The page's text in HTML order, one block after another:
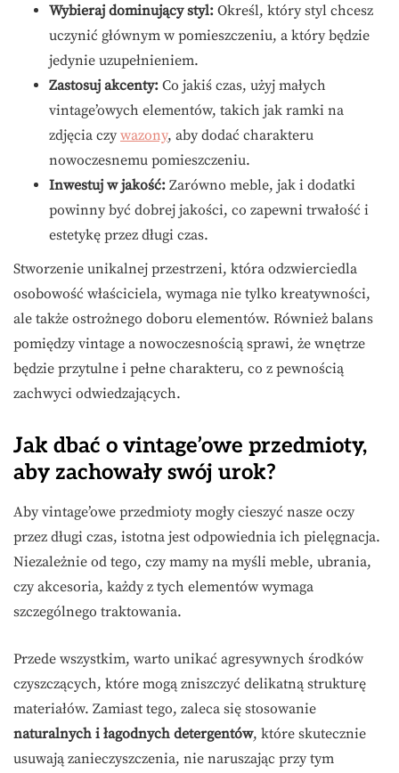
Wybieraj dominujący styl: Określ, który styl chcesz
uczynić głównym w pomieszczeniu, a który będzie
jedynie uzupełnieniem.
Zastosuj akcenty: Co jakiś czas, użyj małych
vintage’owych elementów, takich jak ramki na
zdjęcia czy wazony, aby dodać charakteru
nowoczesnemu pomieszczeniu.
Inwestuj w jakość: Zarówno meble, jak i dodatki
powinny być dobrej jakości, co zapewni trwałość i
estetykę przez długi czas.
Stworzenie unikalnej przestrzeni, która odzwierciedla
osobowość właściciela, wymaga nie tylko kreatywności,
ale także ostrożnego doboru elementów. Również balans
pomiędzy vintage a nowoczesnością sprawi, że wnętrze
będzie przytulne i pełne charakteru, co z pewnością
zachwyci odwiedzających.
Jak dbać o vintage’owe przedmioty,
aby zachowały swój urok?
Aby vintage’owe przedmioty mogły cieszyć nasze oczy
przez długi czas, istotna jest odpowiednia ich pielęgnacja.
Niezależnie od tego, czy mamy na myśli meble, ubrania,
czy akcesoria, każdy z tych elementów wymaga
szczególnego traktowania.
Przede wszystkim, warto unikać agresywnych środków
czyszczących, które mogą zniszczyć delikatną strukturę
materiałów. Zamiast tego, zaleca się stosowanie
naturalnych i łagodnych detergentów, które skutecznie
usuwają zanieczyszczenia, nie naruszając przy tym